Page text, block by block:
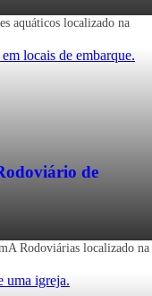
aquáticos localizado na
de
Rodoviárias localizado na